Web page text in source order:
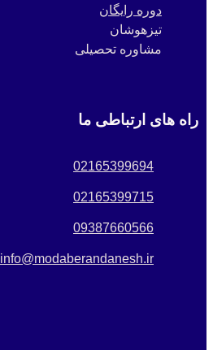
دوره رایگان
تیزهوشان
مشاوره تحصیلی
راه های ارتباطی ما
02165399694
02165399715
09387660566
info@modaberandanesh.ir